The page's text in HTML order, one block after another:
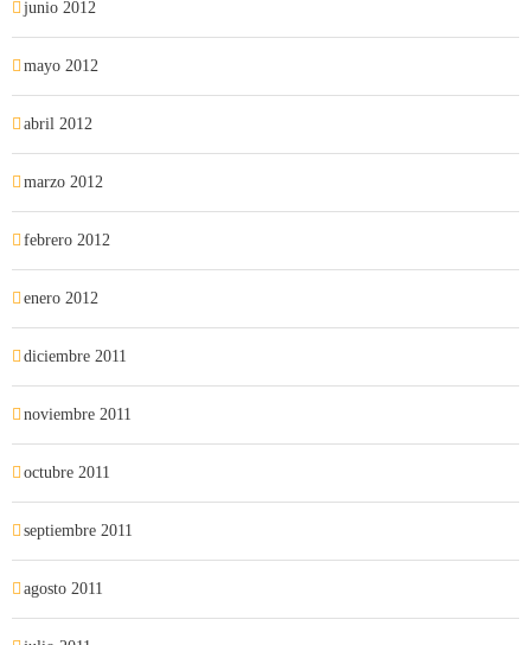
junio 2012
mayo 2012
abril 2012
marzo 2012
febrero 2012
enero 2012
diciembre 2011
noviembre 2011
octubre 2011
septiembre 2011
agosto 2011